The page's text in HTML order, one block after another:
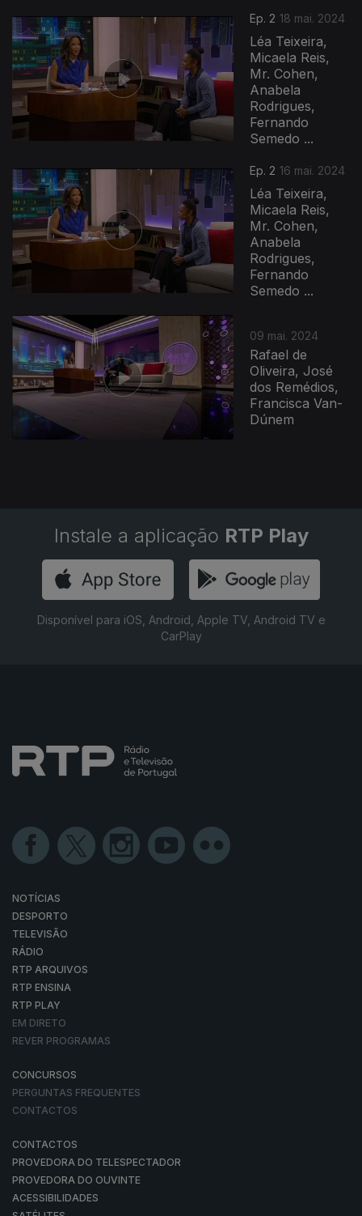
Ep. 2 18 mai. 2024
Léa Teixeira,
Micaela Reis,
Mr. Cohen,
Anabela
Rodrigues,
Fernando
Semedo ...
Ep. 2 16 mai. 2024
Léa Teixeira,
Micaela Reis,
Mr. Cohen,
Anabela
Rodrigues,
Fernando
Semedo ...
09 mai. 2024
Rafael de
Oliveira, José
dos Remédios,
Francisca Van-
Dúnem
768143
Instale a aplicação RTP Play
Disponível para iOS, Android, Apple TV, Android TV e
CarPlay
NOTÍCIAS
DESPORTO
TELEVISÃO
RÁDIO
RTP ARQUIVOS
RTP ENSINA
RTP PLAY
EM DIRETO
REVER PROGRAMAS
CONCURSOS
PERGUNTAS FREQUENTES
CONTACTOS
CONTACTOS
PROVEDORA DO TELESPECTADOR
PROVEDORA DO OUVINTE
ACESSIBILIDADES